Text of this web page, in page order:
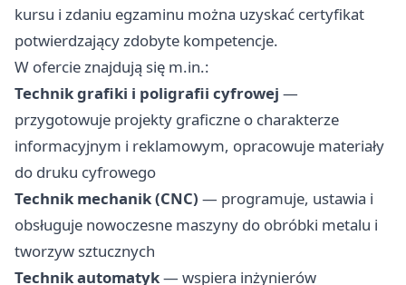
kursu i zdaniu egzaminu można uzyskać certyfikat
potwierdzający zdobyte kompetencje.
W ofercie znajdują się m.in.:
Technik grafiki i poligrafii cyfrowej —
przygotowuje projekty graficzne o charakterze
informacyjnym i reklamowym, opracowuje materiały
do druku cyfrowego
Technik mechanik (CNC) — programuje, ustawia i
obsługuje nowoczesne maszyny do obróbki metalu i
tworzyw sztucznych
Technik automatyk— wspiera inżynierów